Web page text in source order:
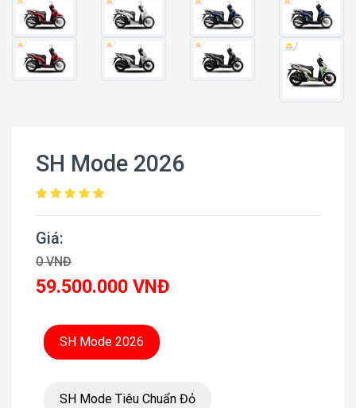
SH Mode 2026
Giá:
0 VNĐ
59.500.000 VNĐ
SH Mode 2026
SH Mode Tiêu Chuẩn Đỏ